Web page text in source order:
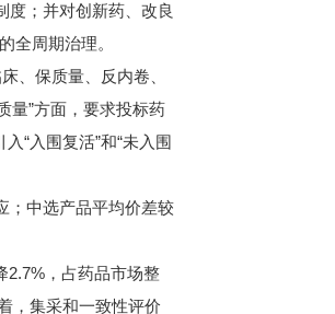
度；并对创新药、改良
全周期治理。
、保质量、反内卷、
量”方面，要求投标药
“入围复活”和“未入围
中选产品平均价差较
，占药品市场整
，集采和一致性评价